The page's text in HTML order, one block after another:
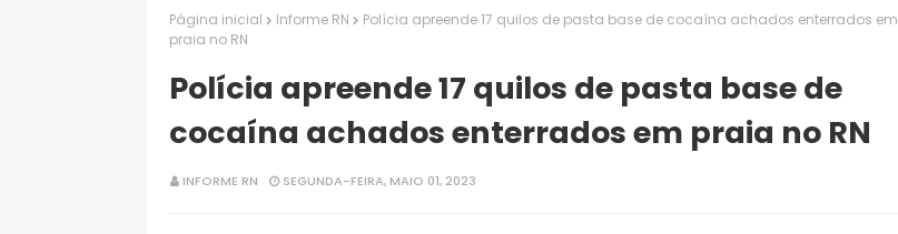
Página inicial Informe RN
Polícia apreende 17 quilos de pasta base de cocaína achados enterrados em
praia no RN
Polícia apreende 17 quilos de pasta base de
cocaína achados enterrados em praia no RN
INFORME RN SEGUNDA-FEIRA, MAIO 01, 2023